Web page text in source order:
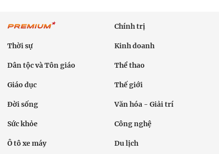
Chính trị
Thời sự Kinh doanh
Dân tộc và Tôn giáo Thể thao
Giáo dục Thế giới
Đời sống Văn hóa - Giải trí
Sức khỏe Công nghệ
Ô tô xe máy Du lịch